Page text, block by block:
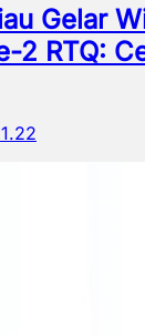
Gelar
2 RTQ: